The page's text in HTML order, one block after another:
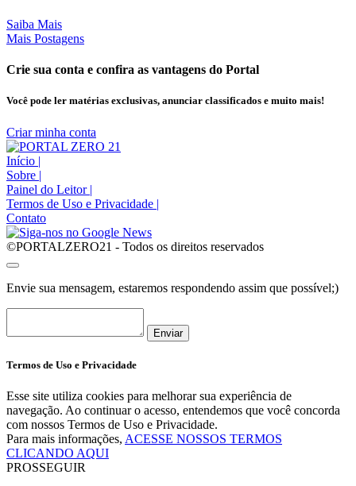
Saiba Mais
Mais Postagens
Crie sua conta e confira as vantagens do Portal
Você pode ler matérias exclusivas, anunciar classificados e muito mais!
Criar minha conta
Início |
Sobre |
Painel do Leitor |
Termos de Uso e Privacidade |
Contato
©PORTALZERO21 - Todos os direitos reservados
Envie sua mensagem, estaremos respondendo assim que possível;)
Enviar
Termos de Uso e Privacidade
Esse site utiliza cookies para melhorar sua experiência de
navegação. Ao continuar o acesso, entendemos que você concorda
com nossos Termos de Uso e Privacidade.
Para mais informações, ACESSE NOSSOS TERMOS
CLICANDO AQUI
PROSSEGUIR